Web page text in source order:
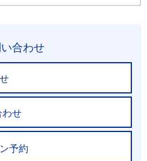
合わせ
わせ
予約